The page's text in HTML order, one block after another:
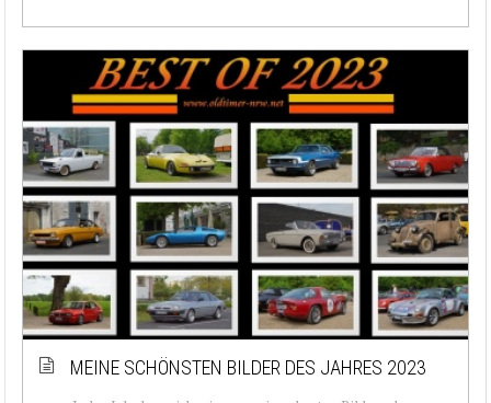
MEINE SCHÖNSTEN BILDER DES JAHRES 2023